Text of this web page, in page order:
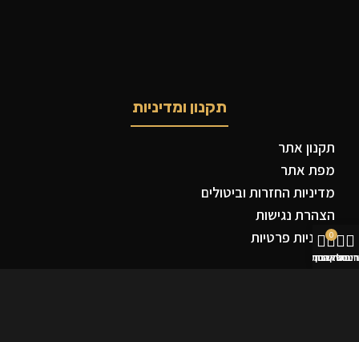
תקנון ומדיניות
תקנון אתר
מפת אתר
מדיניות החזרות וביטולים
הצהרת נגישות
מדיניות פרטיות
חנותשאהבתי
0
סל קניות
החשבון שלי